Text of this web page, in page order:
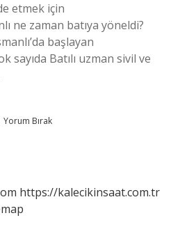
etmek için
ne zaman batıya yöneldi?
başlayan
sayıda Batılı uzman sivil ve
Yorum Bırak
https://kalecikinsaat.com.tr